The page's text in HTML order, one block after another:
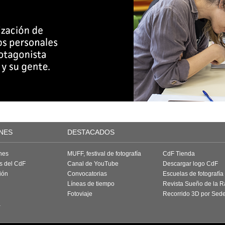
DESTACADOS
del CdF
MUFF, festival de fotografía
Canal de YouTube
Convocatorias
Líneas de tiempo
Fotoviaje
CdF Tienda
Descargar logo CdF
Escuelas de fotografía
Revista Sueño de la
Recorrido 3D por